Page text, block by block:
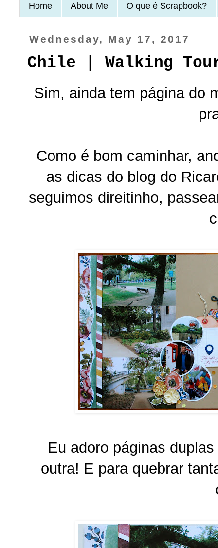
Home About Me O que é Scrapbook?
Wednesday, May 17, 2017
Chile | Walking
Sim, ainda tem página do
Como é bom caminhar,
as dicas do blog do
seguimos direitinho,
Eu adoro páginas
outra! E para quebrar